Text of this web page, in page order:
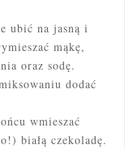
ubić na jasną i
mąkę,
oraz sodę.
dodać
wmieszać
białą czekoladę.